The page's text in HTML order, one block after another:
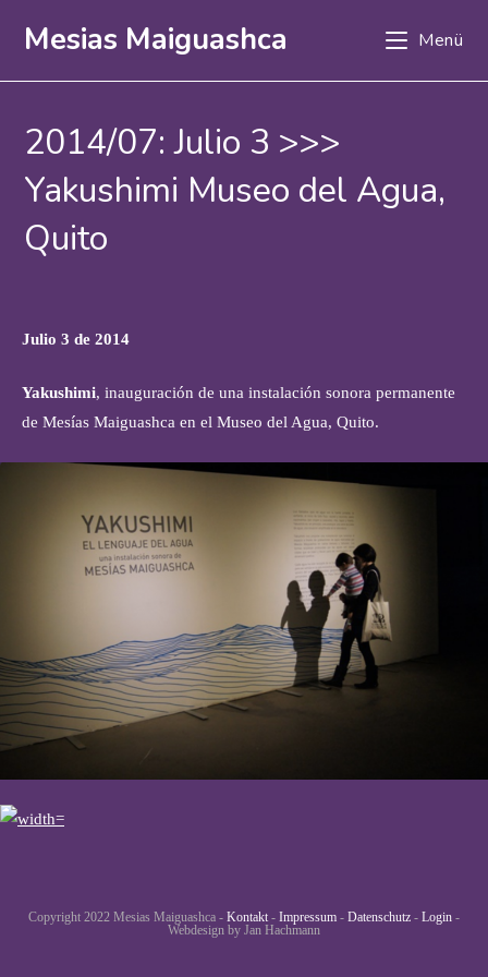
InhaltMesias Maiguashca Menü
2014/07: Julio 3 >>>
Yakushimi Museo del Agua,
Quito
Julio 3 de 2014
Yakushimi, inauguración de una instalación sonora permanente
de Mesías Maiguashca en el Museo del Agua, Quito.
Copyright 2022 Mesias Maiguashca - Kontakt - Impressum - Datenschutz - Login -
Webdesign by Jan Hachmann